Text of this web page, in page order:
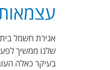
אגירת חשמל
שלנו ממשיך
בעיקר כאלה